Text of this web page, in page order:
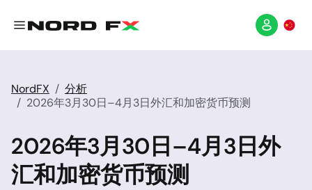
NordFX
分析
2026年3月30日–4月3日外汇和加密货币预测
2026年3月30日–4月3日外
汇和加密货币预测